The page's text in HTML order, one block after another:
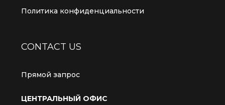
Политика конфиденциальности
CONTACT US
Прямой запрос
ЦЕНТРАЛЬНЫЙ ОФИС